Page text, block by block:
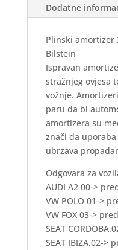
prednji
količina
Dodatne
Plinski amortizer
Bilstein
Ispravan
stražnjeg ovjesa
vožnje.
paru da bi
amortizera su
znači da
ubrzava
Odgovara za
AUDI A2 00->
VW POLO 01->
VW FOX 03->
SEAT
SEAT IBIZA.02->